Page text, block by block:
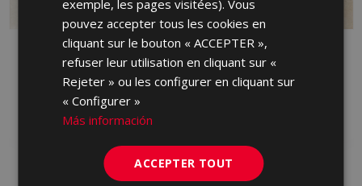
GARD MARFIL (PCO) 45
MCV670 | 45x45
Ajouter aux favoris
GARD VISON (PCO) 45
X 45
MCV110 | 45x45
exemple, les pages visitées). Vous
pouvez accepter tous les cookies en
cliquant sur le bouton « ACCEPTER »,
refuser leur utilisation en cliquant sur «
Rejeter » ou les configurer en cliquant sur
« Configurer »
Más información
ACCEPTER TOUT